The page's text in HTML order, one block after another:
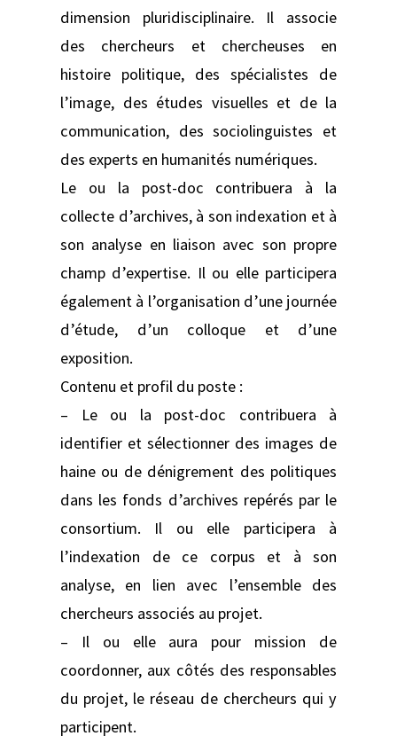
dimension pluridisciplinaire. Il associe
des chercheurs et chercheuses en
histoire politique, des spécialistes de
l’image, des études visuelles et de la
communication, des sociolinguistes et
des experts en humanités numériques.
Le ou la post-doc contribuera à la
collecte d’archives, à son indexation et à
son analyse en liaison avec son propre
champ d’expertise. Il ou elle participera
également à l’organisation d’une journée
d’étude, d’un colloque et d’une
exposition.
Contenu et profil du poste :
– Le ou la post-doc contribuera à
identifier et sélectionner des images de
haine ou de dénigrement des politiques
dans les fonds d’archives repérés par le
consortium. Il ou elle participera à
l’indexation de ce corpus et à son
analyse, en lien avec l’ensemble des
chercheurs associés au projet.
– Il ou elle aura pour mission de
coordonner, aux côtés des responsables
du projet, le réseau de chercheurs qui y
participent.